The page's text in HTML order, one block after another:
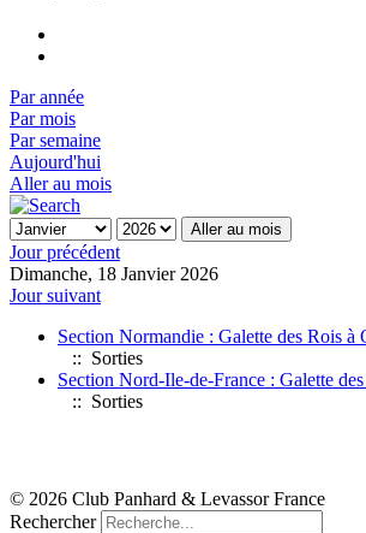
Par année
Par mois
Par semaine
Aujourd'hui
Aller au mois
Aller au mois
Jour précédent
Dimanche, 18 Janvier 2026
Jour suivant
Section Normandie : Galette des Rois à
:: Sorties
Section Nord-Ile-de-France : Galette
:: Sorties
© 2026 Club Panhard & Levassor France
Rechercher